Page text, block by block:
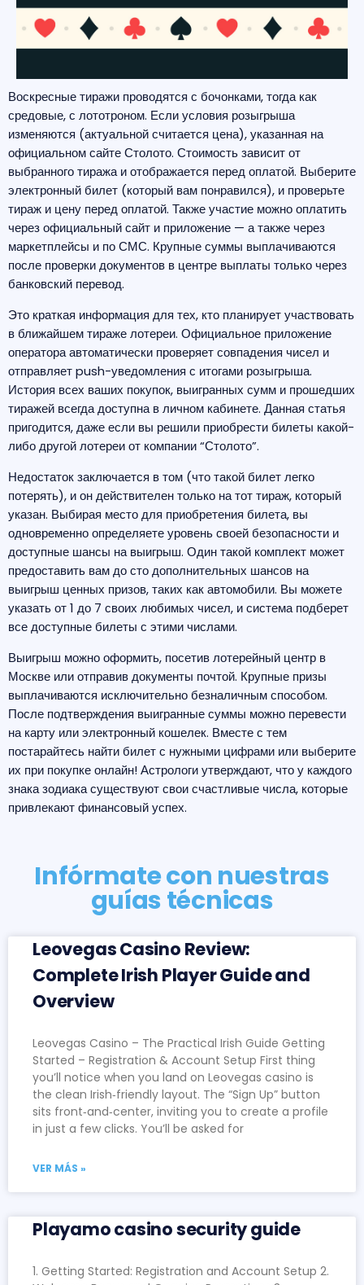
Воскресные тиражи проводятся с бочонками, тогда как
средовые, с лототроном. Если условия розыгрыша
изменяются (актуальной считается цена), указанная на
официальном сайте Столото. Стоимость зависит от
выбранного тиража и отображается перед оплатой. Выберите
электронный билет (который вам понравился), и проверьте
тираж и цену перед оплатой. Также участие можно оплатить
через официальный сайт и приложение — а также через
маркетплейсы и по СМС. Крупные суммы выплачиваются
после проверки документов в центре выплаты только через
банковский перевод.
Это краткая информация для тех, кто планирует участвовать
в ближайшем тираже лотереи. Официальное приложение
оператора автоматически проверяет совпадения чисел и
отправляет push-уведомления с итогами розыгрыша.
История всех ваших покупок, выигранных сумм и прошедших
тиражей всегда доступна в личном кабинете. Данная статья
пригодится, даже если вы решили приобрести билеты какой-
либо другой лотереи от компании “Столото”.
Недостаток заключается в том (что такой билет легко
потерять), и он действителен только на тот тираж, который
указан. Выбирая место для приобретения билета, вы
одновременно определяете уровень своей безопасности и
доступные шансы на выигрыш. Один такой комплект может
предоставить вам до сто дополнительных шансов на
выигрыш ценных призов, таких как автомобили. Вы можете
указать от 1 до 7 своих любимых чисел, и система подберет
все доступные билеты с этими числами.
Выигрыш можно оформить, посетив лотерейный центр в
Москве или отправив документы почтой. Крупные призы
выплачиваются исключительно безналичным способом.
После подтверждения выигранные суммы можно перевести
на карту или электронный кошелек. Вместе с тем
постарайтесь найти билет с нужными цифрами или выберите
их при покупке онлайн! Астрологи утверждают, что у каждого
знака зодиака существуют свои счастливые числа, которые
привлекают финансовый успех.
Infórmate con nuestras
guías técnicas
Leovegas Casino Review:
Complete Irish Player Guide and
Overview
Leovegas Casino – The Practical Irish Guide Getting
Started – Registration & Account Setup First thing
you’ll notice when you land on Leovegas casino is
the clean Irish‑friendly layout. The “Sign Up” button
sits front‑and‑center, inviting you to create a profile
in just a few clicks. You’ll be asked for
VER MÁS »
Playamo casino security guide
1. Getting Started: Registration and Account Setup 2.